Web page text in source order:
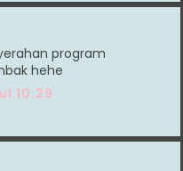
program
hehe
10.29